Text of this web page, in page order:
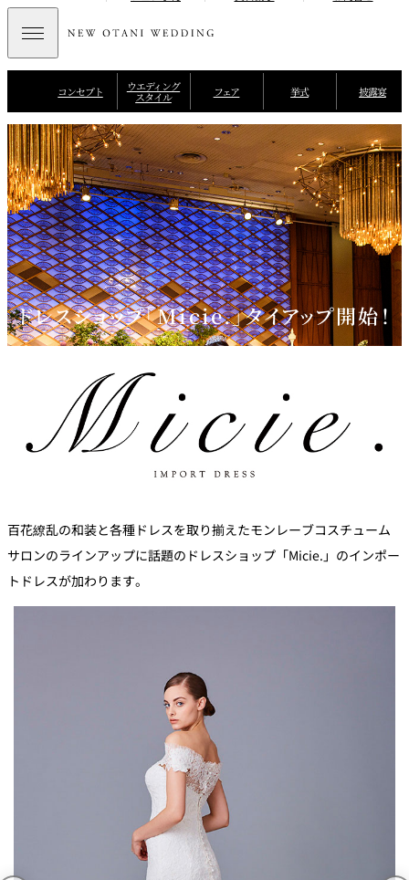
コンセプト ウエディング
スタイル フェア 挙式 披露宴
ドレスショップ「Micie.」タイアップ開始！
百花繚乱の和装と各種ドレスを取り揃えたモンレーブコスチューム
サロンのラインアップに話題のドレスショップ「Micie.」のインポー
トドレスが加わります。